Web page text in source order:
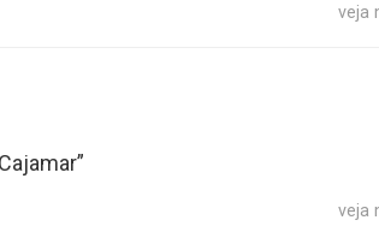
veja
veja